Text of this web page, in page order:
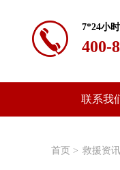
7*24小
400-
联系我
首页 > 救援资